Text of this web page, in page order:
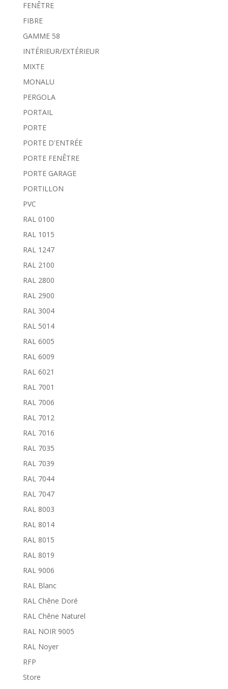
FENÊTRE
FIBRE
GAMME 58
INTÉRIEUR/EXTÉRIEUR
MIXTE
MONALU
PERGOLA
PORTAIL
PORTE
PORTE D'ENTRÉE
PORTE FENÊTRE
PORTE GARAGE
PORTILLON
PVC
RAL 0100
RAL 1015
RAL 1247
RAL 2100
RAL 2800
RAL 2900
RAL 3004
RAL 5014
RAL 6005
RAL 6009
RAL 6021
RAL 7001
RAL 7006
RAL 7012
RAL 7016
RAL 7035
RAL 7039
RAL 7044
RAL 7047
RAL 8003
RAL 8014
RAL 8015
RAL 8019
RAL 9006
RAL Blanc
RAL Chêne Doré
RAL Chêne Naturel
RAL NOIR 9005
RAL Noyer
RFP
Store